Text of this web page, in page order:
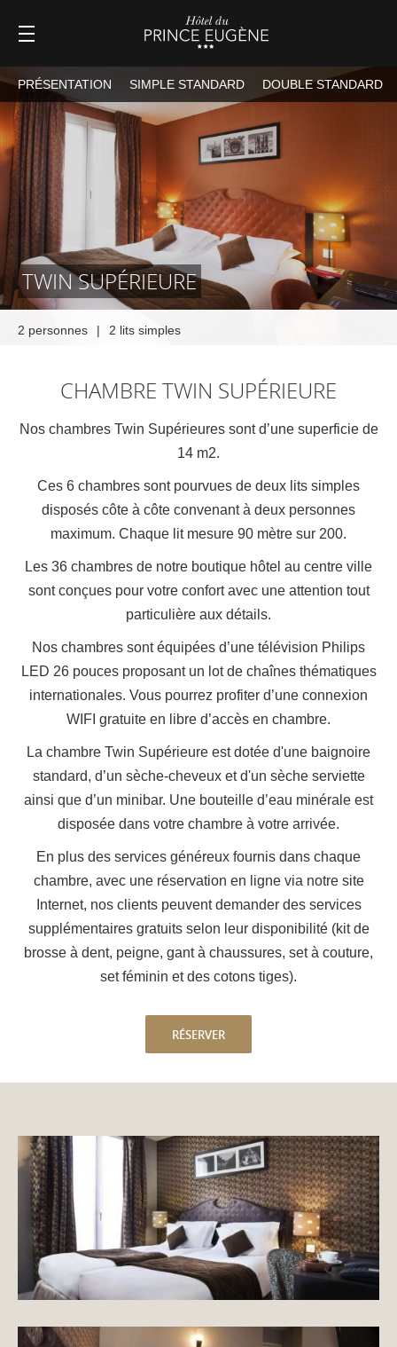
PRÉSENTATION SIMPLE STANDARD DOUBLE STANDARD
TWIN SUPÉRIEURE
2 personnes | 2 lits simples
CHAMBRE TWIN SUPÉRIEURE
Nos chambres Twin Supérieures sont d’une superficie de
14 m2.
Ces 6 chambres sont pourvues de deux lits simples
disposés côte à côte convenant à deux personnes
maximum. Chaque lit mesure 90 mètre sur 200.
Les 36 chambres de notre boutique hôtel au centre ville
sont conçues pour votre confort avec une attention tout
particulière aux détails.
Nos chambres sont équipées d’une télévision Philips
LED 26 pouces proposant un lot de chaînes thématiques
internationales. Vous pourrez profiter d’une connexion
WIFI gratuite en libre d’accès en chambre.
La chambre Twin Supérieure est dotée d'une baignoire
standard, d’un sèche-cheveux et d'un sèche serviette
ainsi que d’un minibar. Une bouteille d’eau minérale est
disposée dans votre chambre à votre arrivée.
En plus des services généreux fournis dans chaque
chambre, avec une réservation en ligne via notre site
Internet, nos clients peuvent demander des services
supplémentaires gratuits selon leur disponibilité (kit de
brosse à dent, peigne, gant à chaussures, set à couture,
set féminin et des cotons tiges).
RÉSERVER